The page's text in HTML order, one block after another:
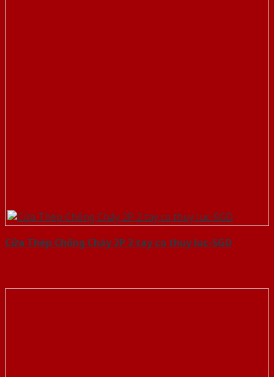
Cửa Thép Chống Cháy 2P 2 tay co thuy luc-SGD